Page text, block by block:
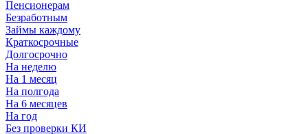
Пенсионерам
Безработным
Займы каждому
Краткосрочные
Долгосрочно
На неделю
На 1 месяц
На полгода
На 6 месяцев
На год
Без проверки КИ